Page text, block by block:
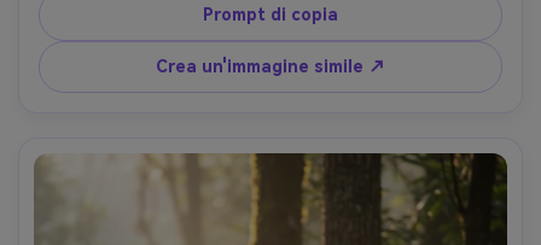
scattato su Fujifilm X-T5 con 56 mm f/1.2, dettaglio
macro-simile su pelliccia e zampe, espressione giocosa
con gli occhi spalancati, fotorealistica, Instagram food-
cafe vibe- -ar 4:5
Prompt di copia
Crea un'immagine simile ↗